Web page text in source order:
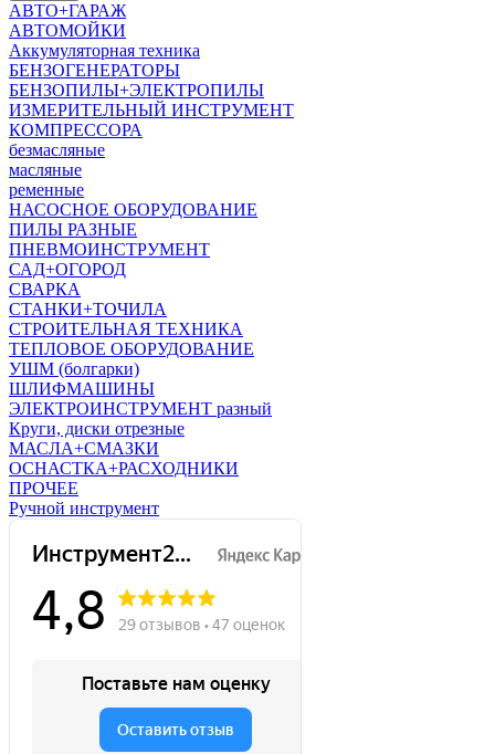
АВТО+ГАРАЖ
АВТОМОЙКИ
Аккумуляторная техника
БЕНЗОГЕНЕРАТОРЫ
БЕНЗОПИЛЫ+ЭЛЕКТРОПИЛЫ
ИЗМЕРИТЕЛЬНЫЙ ИНСТРУМЕНТ
КОМПРЕССОРА
безмасляные
масляные
ременные
НАСОСНОЕ ОБОРУДОВАНИЕ
ПИЛЫ РАЗНЫЕ
ПНЕВМОИНСТРУМЕНТ
САД+ОГОРОД
СВАРКА
СТАНКИ+ТОЧИЛА
СТРОИТЕЛЬНАЯ ТЕХНИКА
ТЕПЛОВОЕ ОБОРУДОВАНИЕ
УШМ (болгарки)
ШЛИФМАШИНЫ
ЭЛЕКТРОИНСТРУМЕНТ разный
Круги, диски отрезные
МАСЛА+СМАЗКИ
ОСНАСТКА+РАСХОДНИКИ
ПРОЧЕЕ
Ручной инструмент